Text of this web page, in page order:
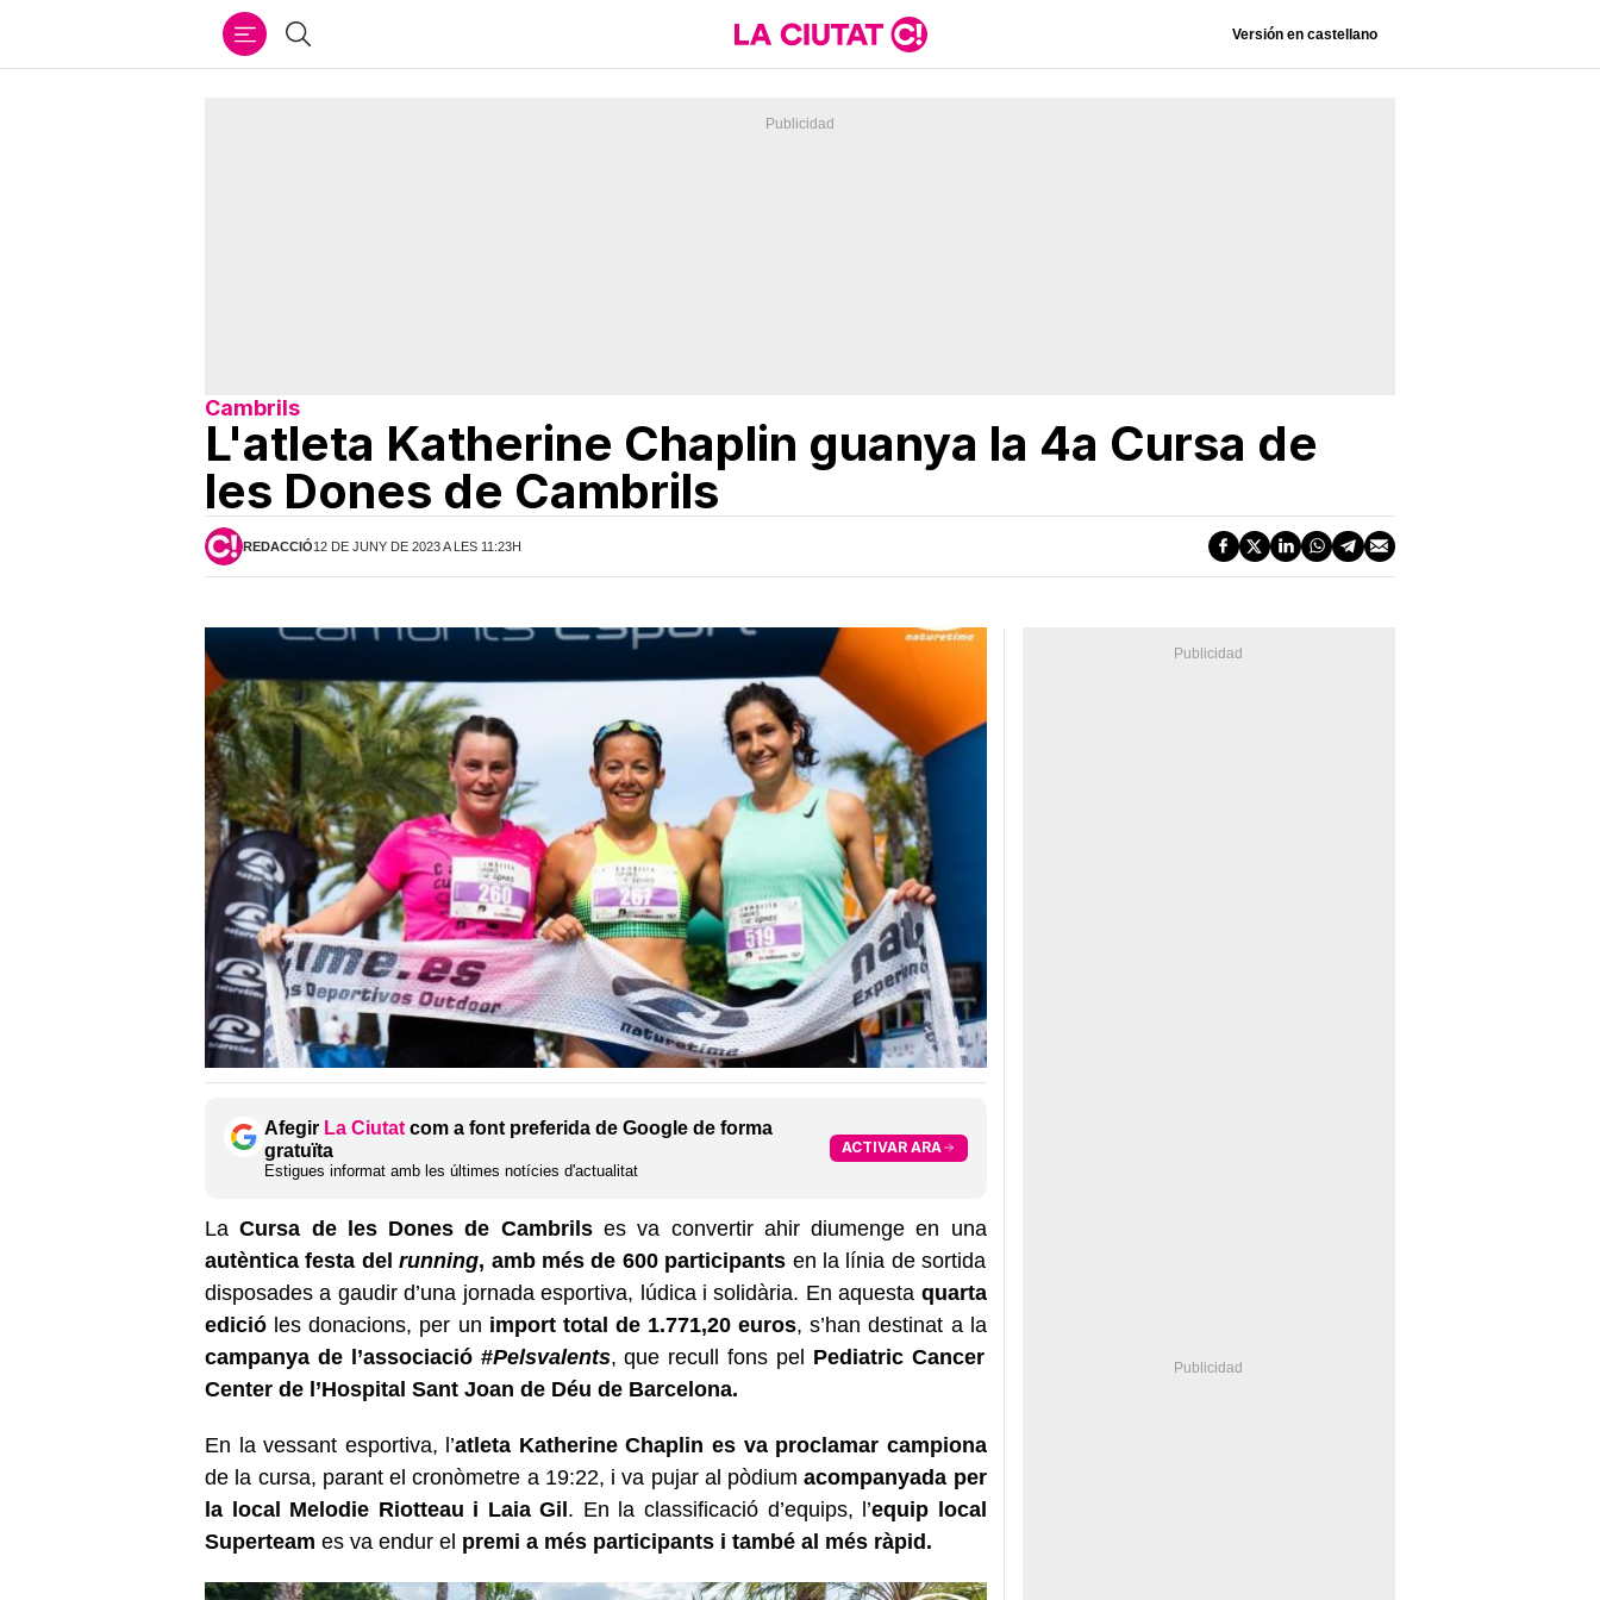
Cercar Versión en castellano
Cambrils
L'atleta Katherine Chaplin guanya la 4a Cursa de
les Dones de Cambrils
REDACCIÓ12 DE JUNY DE 2023 A LES 11:23H
Afegir La Ciutat com a font preferida de Google de forma
gratuïta
Estigues informat amb les últimes notícies d'actualitat
ACTIVAR ARA
LaCursa de les Dones de Cambrilses va convertir ahir diumenge en una
autèntica festa delrunning, amb més de 600 participants en la línia de sortida
disposades a gaudir d’una jornada esportiva, lúdica i solidària. En aquesta quarta
edició les donacions, per un import total de 1.771,20 euros, s’han destinat a la
campanya de l’associació #Pelsvalents, que recull fons pel Pediatric Cancer
Center de l’Hospital Sant Joan de Déu de Barcelona.
En la vessant esportiva, l’atleta Katherine Chaplin es va proclamar campiona
de la cursa, parant el cronòmetre a 19:22, i va pujar al pòdiumacompanyada per
la local Melodie Riotteau i Laia Gil. En la classificació d’equips, l’equip local
Superteam es va endur el premi a més participants i també al més ràpid.